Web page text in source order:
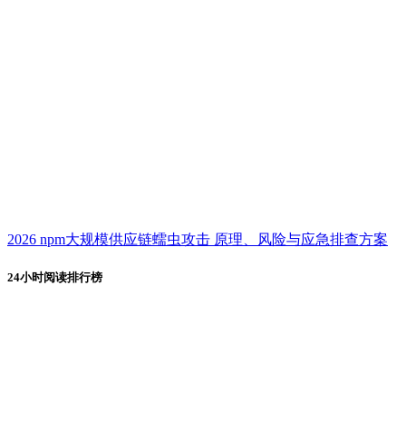
2026 npm大规模供应链蠕虫攻击 原理、风险与应急排查方案
24小时阅读排行榜